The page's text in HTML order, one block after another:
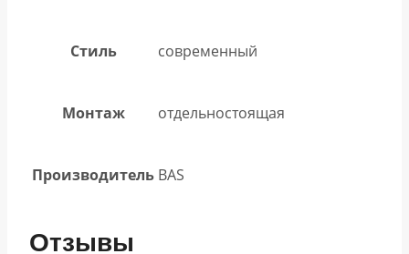
Стиль современный
Монтаж отдельностоящая
Производитель BAS
Отзывы